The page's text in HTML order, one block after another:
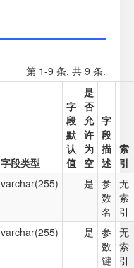
第 1-9 条, 共 9 条.
字段类型
字
段
默
认
值
是
否
允
许
为
空
字
段
描
述
索
引
varchar(255) 是 参
数
名
无
索
引
varchar(255) 是 参
数
键
无
索
引